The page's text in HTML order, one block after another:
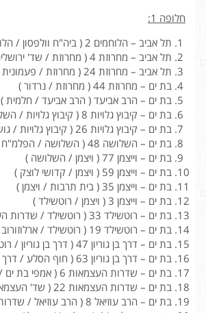
חלופה 1:
תל אביב – הלוחמים 2 ( ביה"ח וולפסון / הלוחמים )
תל אביב – מחרוזת 4 ( מחרוזת / שד' ירושלים )
תל אביב – מחרוזת 24 ( מחרוזת / פעמונית )
בת ים – מחרוזת 44 ( מחרוזת / נרדור )
בת ים – הרב אביעד ( הרב אביעד / חלמית )
בת ים – קיבוץ גלויות 8 ( קיבוץ גלויות / השלושה )
בת ים – קיבוץ גלויות 26 ( קיבוץ גלויות / גוש עציון )
בת ים – השלושה 48 ( השלושה / הפלמ"ח )
בת ים – וייצמן 77 ( ויצמן / השלושה )
בת ים – וייצמן 59 ( ויצמן / קדושי לוצק )
בת ים – וייצמן 35 ( בית תרבות / ויצמן )
בת ים – וייצמן 3 ( ויצמן / רוטשילד )
בת ים – רוטשילד 33 ( רוטשילד / שדרות העצמאות)
בת ים – רוטשילד 19 ( רוטשילד / ארלוזורוב )
בת ים – דרך בן גוריון 47 ( דרך בן גוריון / רוטשילד)
בת ים – דרך בן גוריון 63 ( חוף הסלע / דרך בן גוריון)
בת ים – שדרות העצמאות 6 ( אמפי בת ים / שדרות העצמאות)
בת ים – שדרות העצמאות 22 ( שד' העצמאות / בלפור)
בת ים – הרב עוזיאל 8 ( הרב עוזיאל / שדרות העצמאות)